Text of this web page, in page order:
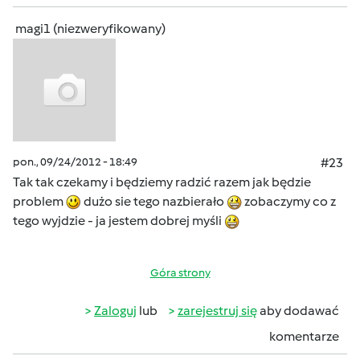
magi1 (niezweryfikowany)
pon., 09/24/2012 - 18:49
#23
Tak tak czekamy i będziemy radzić razem jak będzie
problem
dużo sie tego nazbierało
zobaczymy co z
tego wyjdzie - ja jestem dobrej myśli
Góra strony
Zaloguj lub zarejestruj sięaby dodawać
komentarze